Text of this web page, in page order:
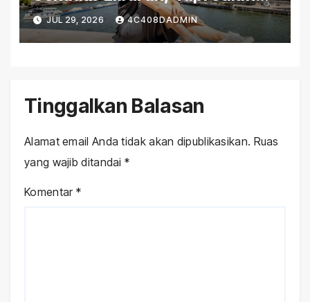
Panjang Menemukan Diri
Sendiri
JUL 29, 2026 4C408DADMIN
Tinggalkan Balasan
Alamat email Anda tidak akan dipublikasikan. Ruas
yang wajib ditandai*
Komentar *